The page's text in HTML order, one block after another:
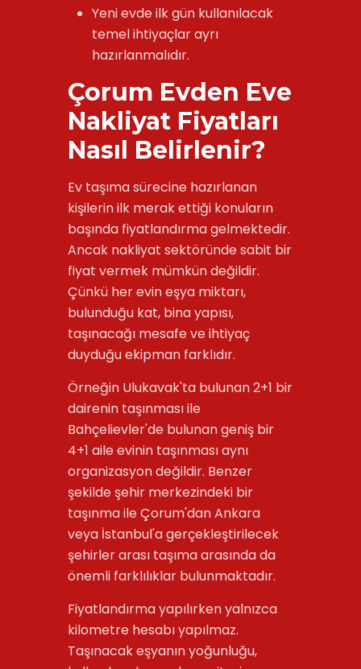
Yeni evde ilk gün kullanılacak
temel ihtiyaçlar ayrı
hazırlanmalıdır.
Çorum Evden Eve
Nakliyat Fiyatları
Nasıl Belirlenir?
Ev taşıma sürecine hazırlanan
kişilerin ilk merak ettiği konuların
başında fiyatlandırma gelmektedir.
Ancak nakliyat sektöründe sabit bir
fiyat vermek mümkün değildir.
Çünkü her evin eşya miktarı,
bulunduğu kat, bina yapısı,
taşınacağı mesafe ve ihtiyaç
duyduğu ekipman farklıdır.
Örneğin Ulukavak'ta bulunan 2+1 bir
dairenin taşınması ile
Bahçelievler'de bulunan geniş bir
4+1 aile evinin taşınması aynı
organizasyon değildir. Benzer
şekilde şehir merkezindeki bir
taşınma ile Çorum'dan Ankara
veya İstanbul'a gerçekleştirilecek
şehirler arası taşıma arasında da
önemli farklılıklar bulunmaktadır.
Fiyatlandırma yapılırken yalnızca
kilometre hesabı yapılmaz.
Taşınacak eşyanın yoğunluğu,